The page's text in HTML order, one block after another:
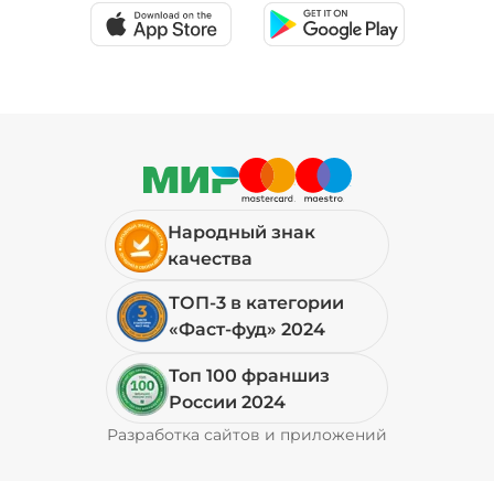
Народный знак
качества
ТОП-3 в категории
«Фаст-фуд» 2024
Топ 100 франшиз
России 2024
Разработка сайтов и приложений
Pyrobyte